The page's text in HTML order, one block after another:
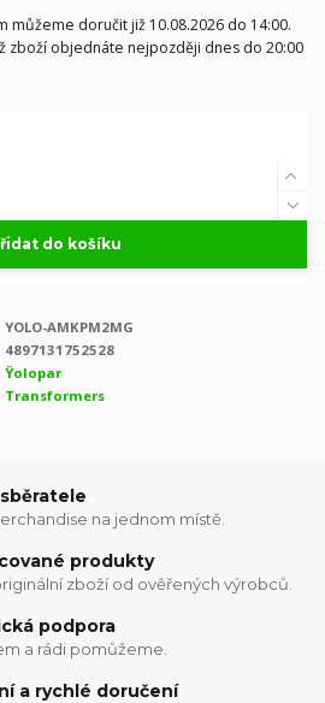
můžeme doručit již 10.08.2026 do 14:00.
zboží objednáte nejpozději dnes do 20:00
do košíku
YOLO-AMKPM2MG
4897131752528
Ÿolopar
Transformers
na jednom místě.
produkty
zboží od ověřených výrobců.
podpora
a rádi pomůžeme.
a rychlé doručení